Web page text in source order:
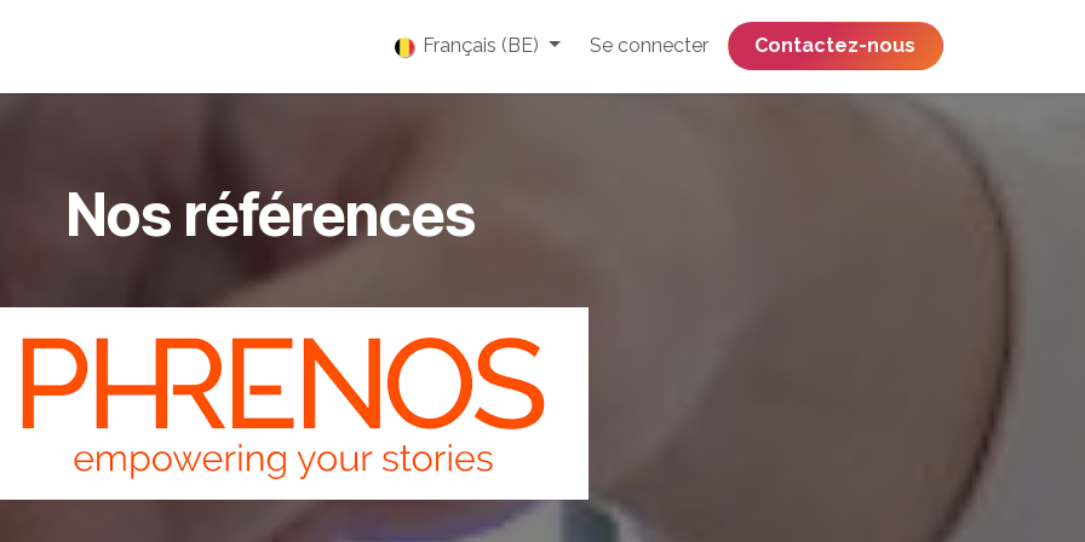
Français (BE) Se connecter ​​​​​​​​​​​​​​​​Contactez-nous
Nos références